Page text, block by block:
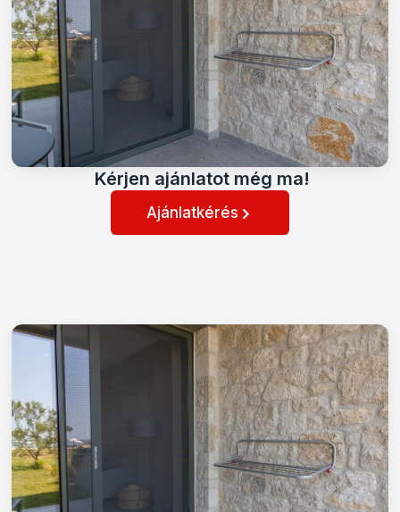
Kérjen ajánlatot még ma!
Ajánlatkérés